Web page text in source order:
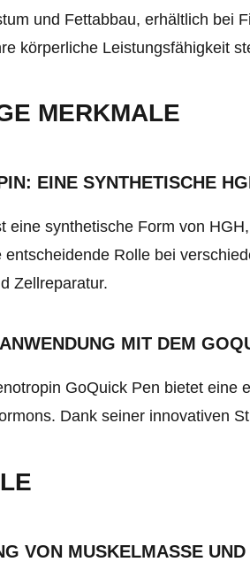
und Fettabbau, erhältlich bei
körperliche Leistungsfähigkeit
MERKMALE
EINE SYNTHETISCHE
eine synthetische Form von
entscheidende Rolle bei
Zellreparatur.
MIT DEM
GoQuick Pen bietet eine
Dank seiner innovativen
VON MUSKELMASSE